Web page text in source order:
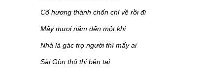
Cố hương thành chốn chỉ về rồi đi
Mấy mươi năm đến một khi
Nhà là gác trọ người thì mấy ai
Sài Gòn thủ thỉ bên tai